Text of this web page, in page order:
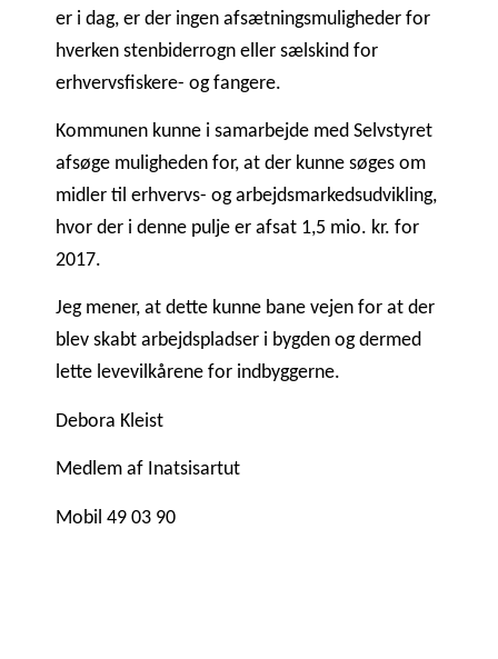
er i dag, er der ingen afsætningsmuligheder for
hverken stenbiderrogn eller sælskind for
erhvervsfiskere- og fangere.
Kommunen kunne i samarbejde med Selvstyret
afsøge muligheden for, at der kunne søges om
midler til erhvervs- og arbejdsmarkedsudvikling,
hvor der i denne pulje er afsat 1,5 mio. kr. for
2017.
Jeg mener, at dette kunne bane vejen for at der
blev skabt arbejdspladser i bygden og dermed
lette levevilkårene for indbyggerne.
Debora Kleist
Medlem af Inatsisartut
Mobil 49 03 90